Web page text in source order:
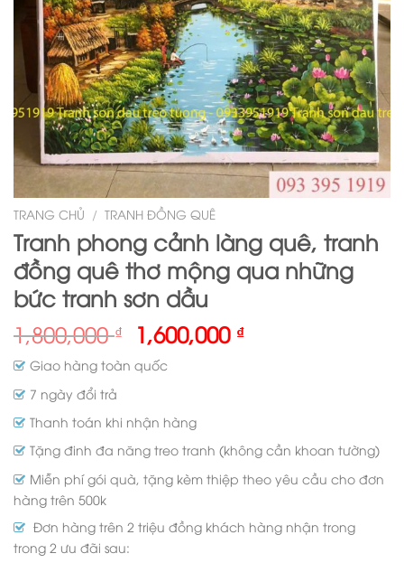
TRANG CHỦ / TRANH ĐỒNG QUÊ
Tranh phong cảnh làng quê, tranh
đồng quê thơ mộng qua những
bức tranh sơn dầu
1,800,000₫ 1,600,000 ₫
Giao hàng toàn quốc
7 ngày đổi trả
Thanh toán khi nhận hàng
Tặng đinh đa năng treo tranh (không cần khoan tường)
Miễn phí gói quà, tặng kèm thiệp theo yêu cầu cho đơn
hàng trên 500k
Đơn hàng trên 2 triệu đồng khách hàng nhận trong
trong 2 ưu đãi sau: